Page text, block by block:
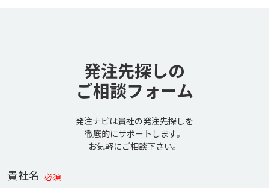
発注先探しの
ご相談フォーム
発注ナビは貴社の発注先探しを
徹底的にサポートします。
お気軽にご相談下さい。
貴社名 必須